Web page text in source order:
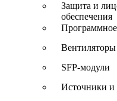
Защита и
обеспечения
Вентиляторы
SFP-модули
Источники и